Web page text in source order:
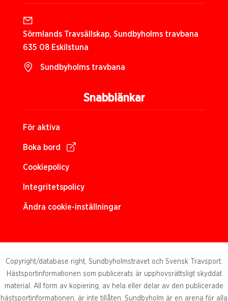
Snabblänkar
För aktiva
Boka bord
Cookiepolicy
Integritetspolicy
Ändra cookie-inställningar
Sörmlands Travsällskap, Sundbyholms travbana
635 08 Eskilstuna
Sundbyholms travbana
Copyright/database right, Sundbyholmstravet och Svensk Travsport.
Hästsportinformationen som publicerats är upphovsrättsligt skyddat
material. All form av kopiering, av hela eller delar av den publicerade
hästsportinformationen, är inte tillåten. Sundbyholm är en arena för alla